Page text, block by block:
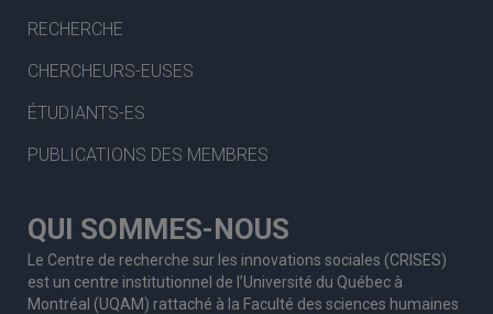
RECHERCHE
CHERCHEURS-EUSES
ÉTUDIANTS-ES
PUBLICATIONS DES MEMBRES
QUI SOMMES-NOUS
Le Centre de recherche sur les innovations sociales (CRISES)
est un centre institutionnel de l’Université du Québec à
Montréal (UQAM) rattaché à la Faculté des sciences humaines